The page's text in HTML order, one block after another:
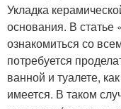
Укладка
основания. В
ознакомиться со
потребуется
ванной и туалете,
имеется. В таком